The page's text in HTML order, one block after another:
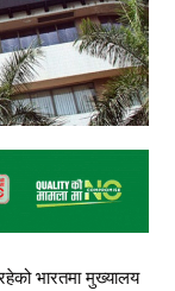
भारतमा मुख्यालय